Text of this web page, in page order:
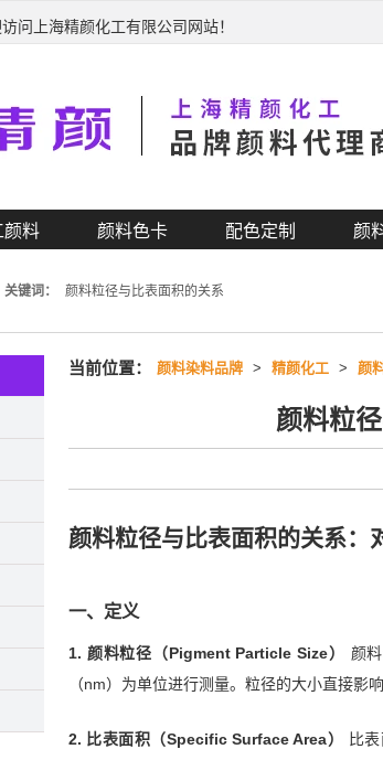
问上海精颜化工有限公司网站！
颜料 颜料色卡 配色定制 颜
关键词： 颜料粒径与比表面积的关系
当前位置： 颜料染料品牌 > 精颜化工 > 颜
颜料粒
颜料粒径与比表面积的关系：
一、定义
1. 颜料粒径（Pigment Particle Size）
颜
（nm）为单位进行测量。粒径的大小直接影
2. 比表面积（Specific Surface Area）
比